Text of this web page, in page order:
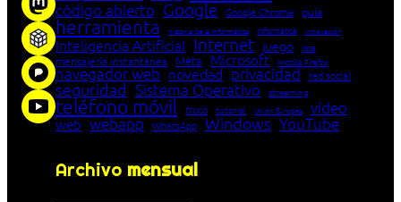
código abierto Google Google Chrome guía
herramienta historia de la Informática Informática innovación
Inteligencia Artificial Internet juego lista
mensajería instantánea Meta Microsoft Mozilla Firefox
navegador web novedad privacidad red social
seguridad Sistema Operativo streaming
teléfono móvil truco tutorial Unión Europea vídeo
web webapp WhatsApp Windows YouTube
Archivo mensual